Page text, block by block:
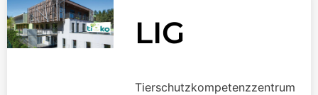
LIG
Tierschutzkompetenzzentrum